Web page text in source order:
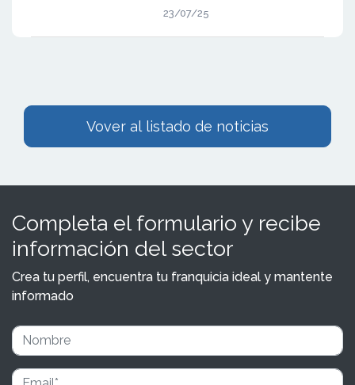
23/07/25
Vover al listado de noticias
Completa el formulario y recibe
información del sector
Crea tu perfil, encuentra tu franquicia ideal y mantente
informado